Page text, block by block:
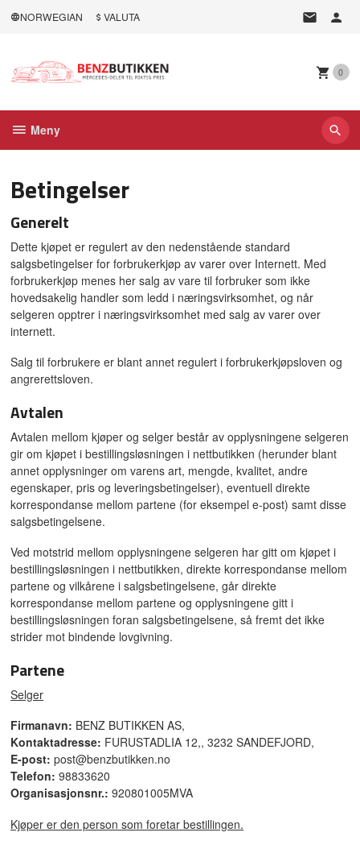
NORWEGIAN VALUTA
0
Meny
Betingelser
Generelt
Dette kjøpet er regulert av den nedenstående standard
salgsbetingelser for forbrukerkjøp av varer over Internett. Med
forbrukerkjøp menes her salg av vare til forbruker som ikke
hovedsakelig handler som ledd i næringsvirksomhet, og når
selgeren opptrer i næringsvirksomhet med salg av varer over
internett.
Salg til forbrukere er blant annet regulert i forbrukerkjøpsloven og
angrerettsloven.
Avtalen
Avtalen mellom kjøper og selger består av opplysningene selgeren
gir om kjøpet i bestillingsløsningen i nettbutikken (herunder blant
annet opplysninger om varens art, mengde, kvalitet, andre
egenskaper, pris og leveringsbetingelser), eventuell direkte
korrespondanse mellom partene (for eksempel e-post) samt disse
salgsbetingelsene.
Ved motstrid mellom opplysningene selgeren har gitt om kjøpet i
bestillingsløsningen i nettbutikken, direkte korrespondanse mellom
partene og vilkårene i salgsbetingelsene, går direkte
korrespondanse mellom partene og opplysningene gitt i
bestillingsløsningen foran salgsbetingelsene, så fremt det ikke
strider mot bindende lovgivning.
Partene
Selger
Firmanavn: BENZ BUTIKKEN AS,
Kontaktadresse: FURUSTADLIA 12,, 3232 SANDEFJORD,
E-post: post@benzbutikken.no
Telefon: 98833620
Organisasjonsnr.: 920801005MVA
Kjøper er den person som foretar bestillingen.